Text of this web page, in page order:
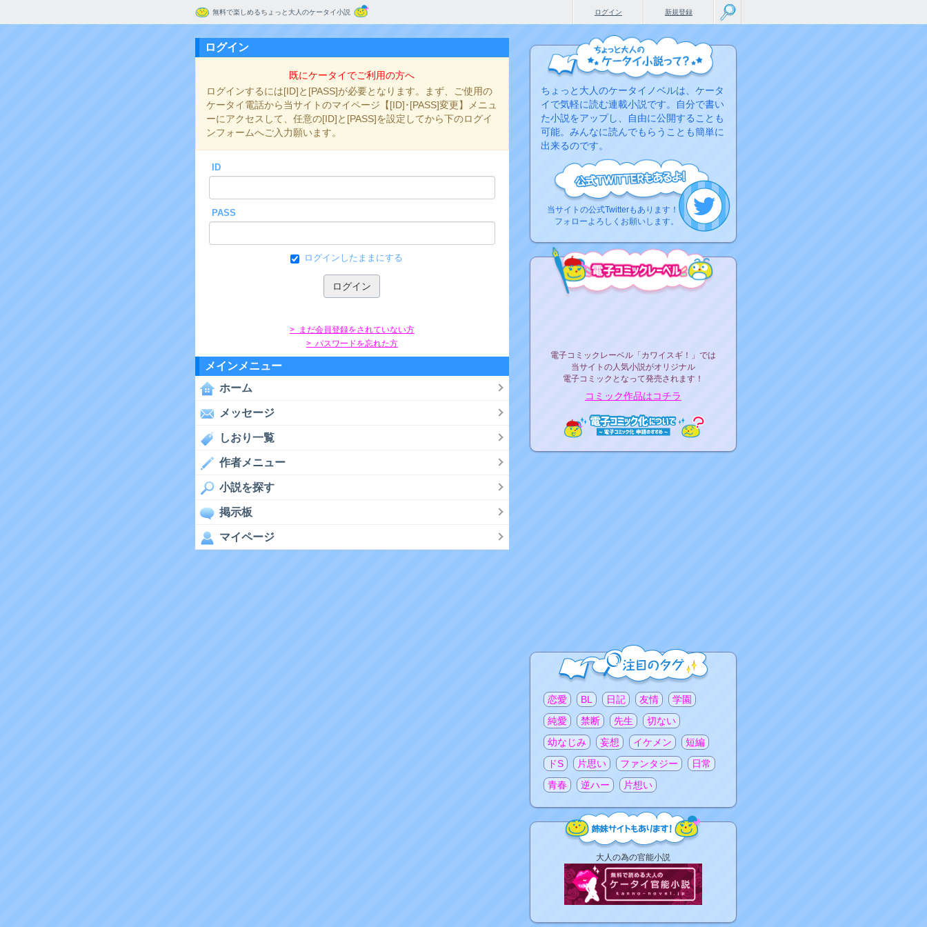
無料で楽しめるちょっと大人のケータイ小説 新規登録
ログイン
ログイン
既にケータイでご利用の方へ
ログインするには[ID]と[PASS]が必要となります。まず、ご使用の
ケータイ電話から当サイトのマイページ【[ID]･[PASS]変更】メニュ
ーにアクセスして、任意の[ID]と[PASS]を設定してから下のログイ
ンフォームへご入力願います。
ID
PASS
ログインしたままにする
> まだ会員登録をされていない方
> パスワードを忘れた方
メインメニュー
ホーム
メッセージ
しおり一覧
作者メニュー
小説を探す
掲示板
マイページ
ちょっと大人のケータイノベルは、ケータ
イで気軽に読む連載小説です。自分で書い
た小説をアップし、自由に公開することも
可能。みんなに読んでもらうことも簡単に
出来るのです。
当サイトの公式Twitterもあります！
フォローよろしくお願いします。
電子コミックレーベル「カワイスギ！」では
当サイトの人気小説がオリジナル
電子コミックとなって発売されます！
コミック作品はコチラ
注目のタグ
恋愛 BL 日記 友情
学園
純愛
禁断 先生
切ない
幼なじみ
妄想 イケメン
短編
ドS
片思い ファンタジー
日常
青春
逆ハー 片想い
大人の為の官能小説